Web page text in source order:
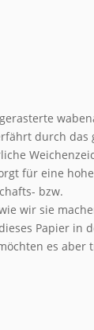
durch das
für eine
bzw.
wir sie
Papier in
es aber